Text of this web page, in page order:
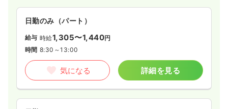
日勤のみ（パート）
給与 時給1,305〜1,440円
時間 8:30～13:00
気になる 詳細を見る